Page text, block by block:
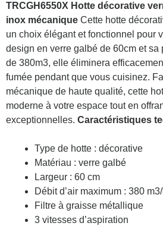
TRCGH6550X Hotte décorative
inox mécanique Cette hotte
un choix élégant et fonctionnel pour
design en verre galbé de 60cm et sa
de 380m3, elle éliminera
fumée pendant que vous cuisinez.
mécanique de haute qualité, cette
moderne à votre espace tout en
exceptionnelles. Caractéristiques
Type de hotte : décorative
Matériau : verre galbé
Largeur : 60 cm
Débit d’air maximum : 380
Filtre à graisse métallique
3 vitesses d’aspiration